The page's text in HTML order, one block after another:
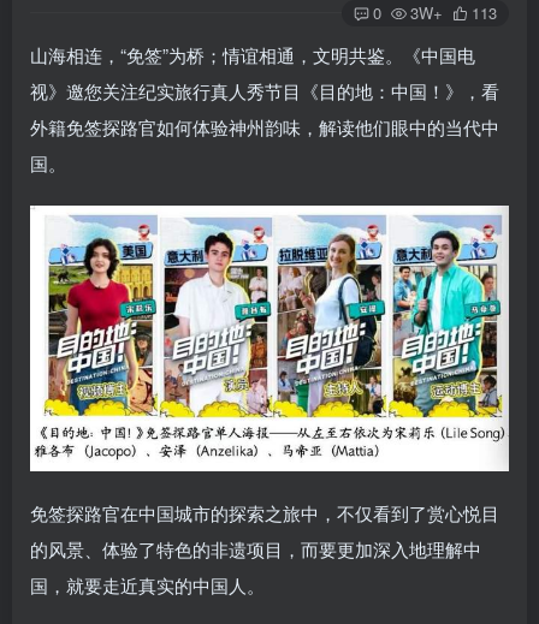
0 3W+ 113
山海相连，“免签”为桥；情谊相通，文明共鉴。《中国电
视》邀您关注纪实旅行真人秀节目《目的地：中国！》，看
外籍免签探路官如何体验神州韵味，解读他们眼中的当代中
国。
免签探路官在中国城市的探索之旅中，不仅看到了赏心悦目
的风景、体验了特色的非遗项目，而要更加深入地理解中
国，就要走近真实的中国人。